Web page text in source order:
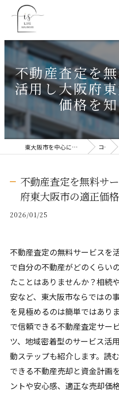
不動産査定を
活用し大阪府
価格を
東大阪市を中心に不動産売却なら株式会社Is Life コラム
不動産査定を無料サ
府東大阪市の適正価
2026/01/25
不動産査定の無料サービスを
で自分の不動産がどのくらい
たことはありませんか？相続
安など、東大阪市ならではの
を見極めるのは簡単ではあり
で信頼できる不動産査定サー
ツ、地域密着型のサービス活
動ステップも紹介します。読
できる不動産売却と資金計画
ントや安心感、適正な売却価